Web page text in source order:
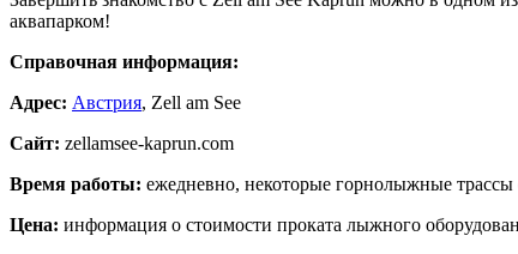
аквапарком!
Справочная информация:
Адрес: Австрия, Zell am See
Сайт: zellamsee-kaprun.com
Время работы: ежедневно, некоторые горнолыжные
Цена: информация о стоимости проката лыжного